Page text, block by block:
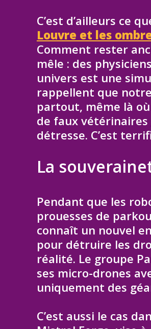
C’est d’ailleurs ce
Louvre et les
Comment rester
mêle : des
univers est une
rappellent que
partout, même là
de faux
détresse. C’est
La
Pendant que les
prouesses de
connaît un nouvel
pour détruire les
réalité. Le groupe
ses micro-drones
uniquement des
C’est aussi le cas